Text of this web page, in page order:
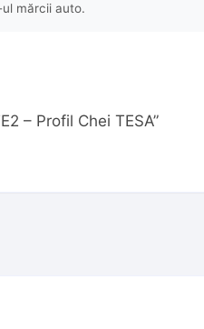
mărcii auto.
– Profil Chei TESA”